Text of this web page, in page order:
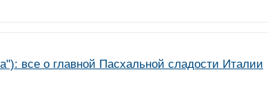
все о главной Пасхальной сладости Италии